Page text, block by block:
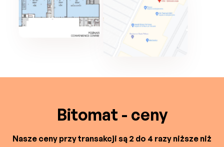
Bitomat - ceny
Nasze ceny przy transakcji są 2 do 4 razy niższe niż